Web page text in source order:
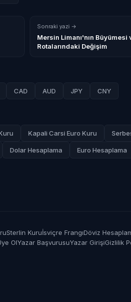
Sonraki yazi →
Mersin Limanı'nın Büyümesi
Rotalarındaki Değişim
CAD AUD JPY CNY
Kapali Carsi Euro Kuru
Dolar Hesaplama Euro Hesaplama
Sterlin Kuruİsviçre FrangıDöviz
OlYazar BaşvurusuYazar GirişiGizlilik